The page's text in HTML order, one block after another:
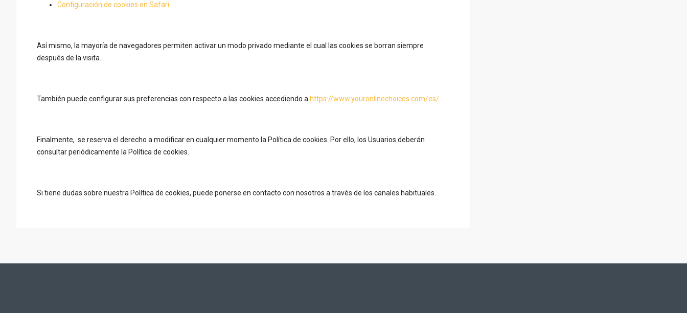
Configuración de cookies en Safari
Así mismo, la mayoría de navegadores permiten activar un modo privado mediante el cual las cookies se borran siempre
después de la visita.
También puede configurar sus preferencias con respecto a las cookies accediendo a https://www.youronlinechoices.com/es/
Finalmente, se reserva el derecho a modificar en cualquier momento la Política de cookies. Por ello, los Usuarios deberán
consultar periódicamente la Política de cookies.
Si tiene dudas sobre nuestra Política de cookies, puede ponerse en contacto con nosotros a través de los canales habituales.